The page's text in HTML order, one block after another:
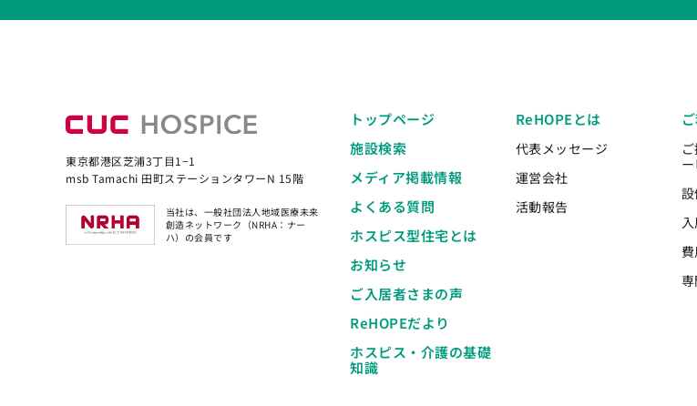
東京都港区芝浦3丁目1−1
msb Tamachi 田町ステーションタワーN 15階
当社は、一般社団法人地域医療未来
創造ネットワーク（NRHA：ナー
ハ）の会員です
トップページ
施設検索
メディア掲載情報
よくある質問
ホスピス型住宅とは
お知らせ
ご入居者さまの声
ReHOPEだより
ホスピス・介護の基礎
知識
ReHOPEとは
代表メッセージ
運営会社
活動報告